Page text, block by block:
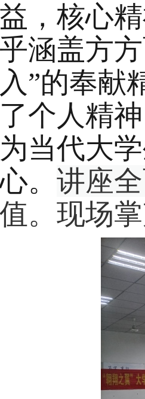
，核心
乎涵盖方
”的奉献
个人精
为当代大
。 讲座
。现场